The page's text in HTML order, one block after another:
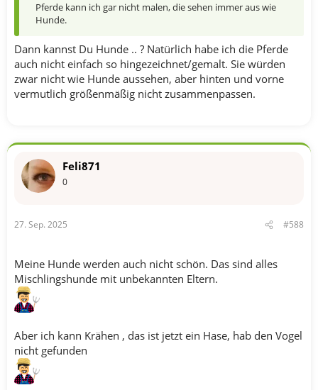
Pferde kann ich gar nicht malen, die sehen immer aus wie
Hunde.
Dann kannst Du Hunde .. ? Natürlich habe ich die Pferde
auch nicht einfach so hingezeichnet/gemalt. Sie würden
zwar nicht wie Hunde aussehen, aber hinten und vorne
vermutlich größenmäßig nicht zusammenpassen.
Feli871
0
27. Sep. 2025 #588
Meine Hunde werden auch nicht schön. Das sind alles
Mischlingshunde mit unbekannten Eltern.
Aber ich kann Krähen , das ist jetzt ein Hase, hab den Vogel
nicht gefunden